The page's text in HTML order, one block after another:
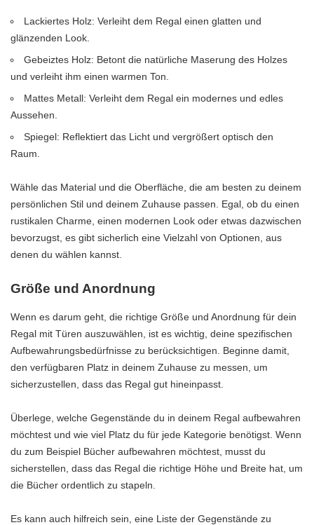
Lackiertes Holz: Verleiht dem Regal einen glatten und
glänzenden Look.
Gebeiztes Holz: Betont die natürliche Maserung des Holzes
und verleiht ihm einen warmen Ton.
Mattes Metall: Verleiht dem Regal ein modernes und edles
Aussehen.
Spiegel: Reflektiert das Licht und vergrößert optisch den
Raum.
Wähle das Material und die Oberfläche, die am besten zu deinem
persönlichen Stil und deinem Zuhause passen. Egal, ob du einen
rustikalen Charme, einen modernen Look oder etwas dazwischen
bevorzugst, es gibt sicherlich eine Vielzahl von Optionen, aus
denen du wählen kannst.
Größe und Anordnung
Wenn es darum geht, die richtige Größe und Anordnung für dein
Regal mit Türen auszuwählen, ist es wichtig, deine spezifischen
Aufbewahrungsbedürfnisse zu berücksichtigen. Beginne damit,
den verfügbaren Platz in deinem Zuhause zu messen, um
sicherzustellen, dass das Regal gut hineinpasst.
Überlege, welche Gegenstände du in deinem Regal aufbewahren
möchtest und wie viel Platz du für jede Kategorie benötigst. Wenn
du zum Beispiel Bücher aufbewahren möchtest, musst du
sicherstellen, dass das Regal die richtige Höhe und Breite hat, um
die Bücher ordentlich zu stapeln.
Es kann auch hilfreich sein, eine Liste der Gegenstände zu